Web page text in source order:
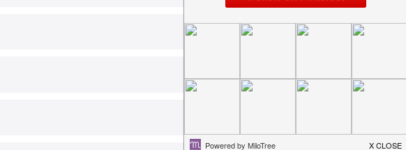
weitergegeben. Eine Abmeldung ist
jederzeit möglich.
Die Datenschutzerklärung
habe ich
Aktiv